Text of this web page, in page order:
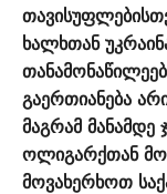
ხალხთან
გაერთიანება
მაგრამ
ოლიგარქთან
მოვახერხოთ